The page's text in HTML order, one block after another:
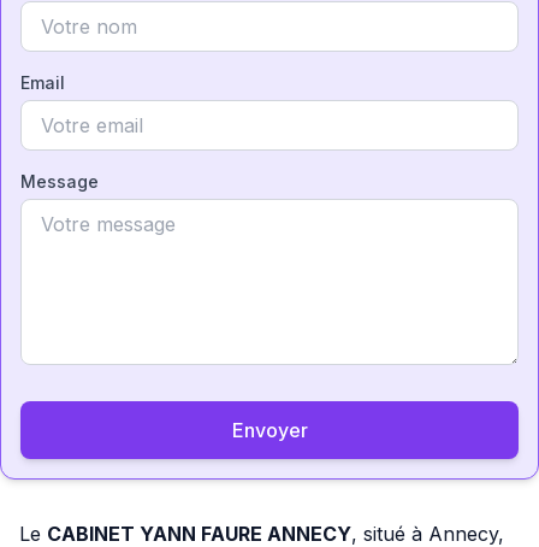
Email
Message
Envoyer
Le CABINET YANN FAURE ANNECY, situé à Annecy,